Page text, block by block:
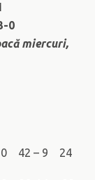
0
miercuri,
42 – 9 24